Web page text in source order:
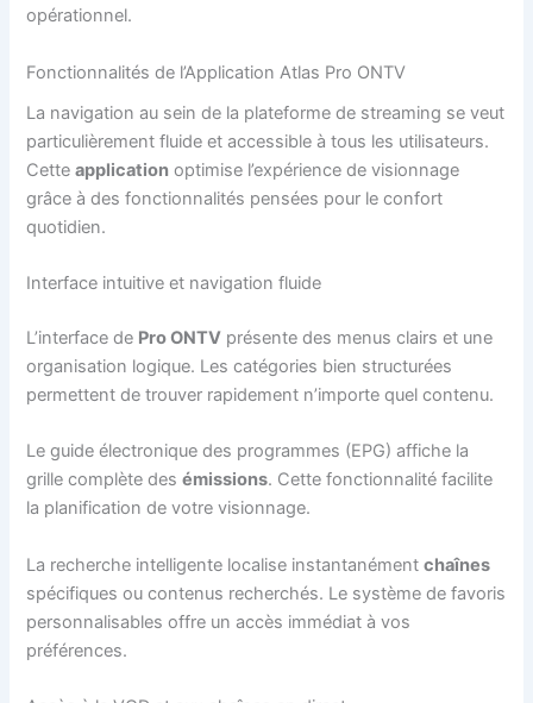
opérationnel.
Fonctionnalités de l’Application Atlas Pro ONTV
La navigation au sein de la plateforme de streaming se veut
particulièrement fluide et accessible à tous les utilisateurs.
Cetteapplication optimise l’expérience de visionnage
grâce à des fonctionnalités pensées pour le confort
quotidien.
Interface intuitive et navigation fluide
L’interface de Pro ONTV présente des menus clairs et une
organisation logique. Les catégories bien structurées
permettent de trouver rapidement n’importe quel contenu.
Le guide électronique des programmes (EPG) affiche la
grille complète desémissions. Cette fonctionnalité facilite
la planification de votre visionnage.
La recherche intelligente localise instantanémentchaînes
spécifiques ou contenus recherchés. Le système de favoris
personnalisables offre un accès immédiat à vos
préférences.